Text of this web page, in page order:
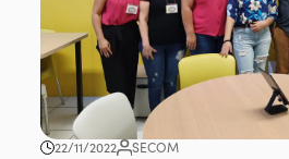
22/11/2022 SECOM